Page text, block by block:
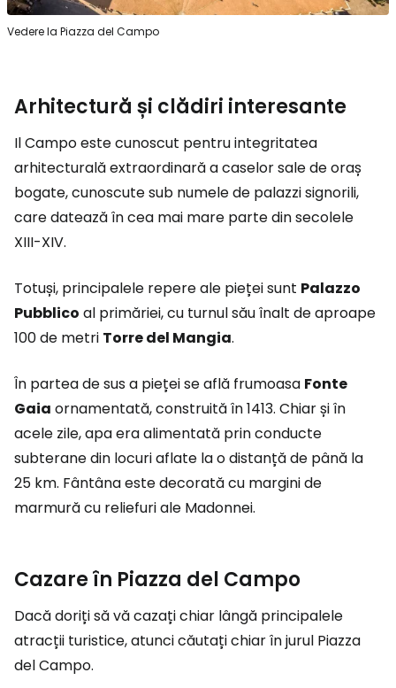
Vedere la Piazza del Campo
Arhitectură și clădiri interesante
Il Campo este cunoscut pentru integritatea
arhitecturală extraordinară a caselor sale de oraș
bogate, cunoscute sub numele de palazzi signorili,
care datează în cea mai mare parte din secolele
XIII-XIV.
Totuși, principalele repere ale pieței sunt Palazzo
Pubblico al primăriei, cu turnul său înalt de aproape
100 de metri Torre del Mangia.
În partea de sus a pieței se află frumoasa Fonte
Gaia ornamentată, construită în 1413. Chiar și în
acele zile, apa era alimentată prin conducte
subterane din locuri aflate la o distanță de până la
25 km. Fântâna este decorată cu margini de
marmură cu reliefuri ale Madonnei.
Cazare în Piazza del Campo
Dacă doriți să vă cazați chiar lângă principalele
atracții turistice, atunci căutați chiar în jurul Piazza
del Campo.